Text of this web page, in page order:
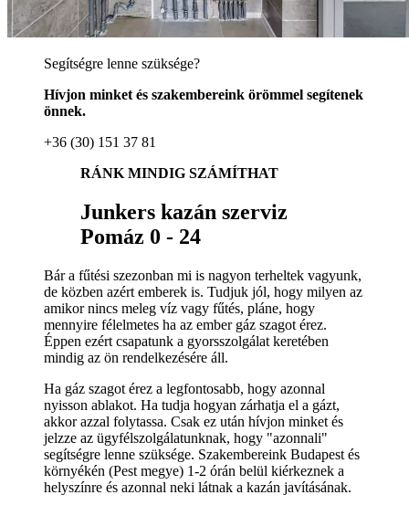
Segítségre lenne szüksége?
Hívjon minket és szakembereink örömmel segítenek
önnek.
+36 (30) 151 37 81
RÁNK MINDIG SZÁMÍTHAT
Junkers kazán szerviz
Pomáz 0 - 24
Bár a fűtési szezonban mi is nagyon terheltek vagyunk,
de közben azért emberek is. Tudjuk jól, hogy milyen az
amikor nincs meleg víz vagy fűtés, pláne, hogy
mennyire félelmetes ha az ember gáz szagot érez.
Éppen ezért csapatunk a gyorsszolgálat keretében
mindig az ön rendelkezésére áll.
Ha gáz szagot érez a legfontosabb, hogy azonnal
nyisson ablakot. Ha tudja hogyan zárhatja el a gázt,
akkor azzal folytassa. Csak ez után hívjon minket és
jelzze az ügyfélszolgálatunknak, hogy "azonnali"
segítségre lenne szüksége. Szakembereink Budapest és
környékén (Pest megye) 1-2 órán belül kiérkeznek a
helyszínre és azonnal neki látnak a kazán javításának.